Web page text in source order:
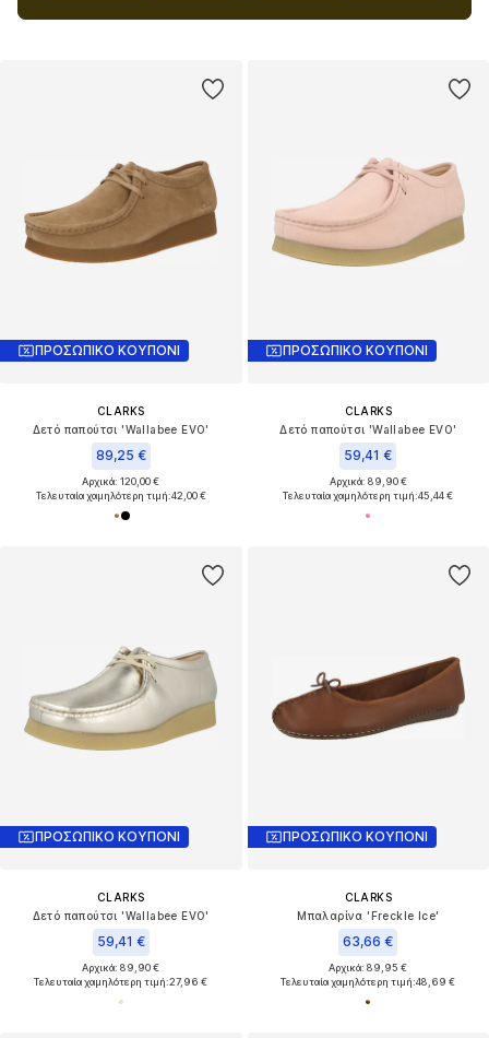
ΠΡΟΣΩΠΙΚΟ ΚΟΥΠΟΝΙ
CLARKS
Δετό παπούτσι 'Wallabee EVO'
89,25 €
Αρχικά: 120,00 €
Τελευταία χαμηλότερη τιμή:42,00 €
ΠΡΟΣΩΠΙΚΟ ΚΟΥΠΟΝΙ
CLARKS
Δετό παπούτσι 'Wallabee EVO'
59,41 €
Αρχικά: 89,90 €
Τελευταία χαμηλότερη τιμή:45,44 €
ΠΡΟΣΩΠΙΚΟ ΚΟΥΠΟΝΙ
CLARKS
Δετό παπούτσι 'Wallabee EVO'
59,41 €
Αρχικά: 89,90 €
Τελευταία χαμηλότερη τιμή:27,96 €
ΠΡΟΣΩΠΙΚΟ ΚΟΥΠΟΝΙ
CLARKS
Μπαλαρίνα 'Freckle Ice'
63,66 €
Αρχικά: 89,95 €
Τελευταία χαμηλότερη τιμή:48,69 €